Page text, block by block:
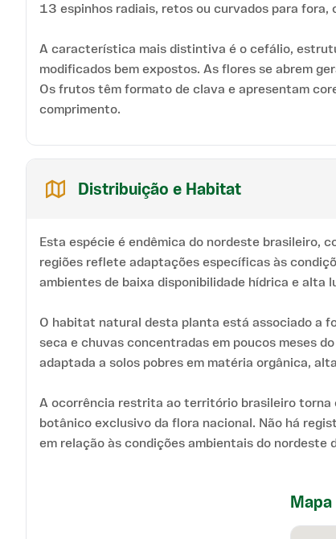
13 espinhos radiais, retos ou curvados para
A característica mais distintiva é o cefálio,
modificados bem expostos. As flores se abrem
Os frutos têm formato de clava e apresentam
comprimento.
Distribuição e Habitat
Esta espécie é endêmica do nordeste brasileiro,
regiões reflete adaptações específicas às
ambientes de baixa disponibilidade hídrica e alta
O habitat natural desta planta está associado a
seca e chuvas concentradas em poucos meses
adaptada a solos pobres em matéria orgânica,
A ocorrência restrita ao território brasileiro
botânico exclusivo da flora nacional. Não há
em relação às condições ambientais do nordeste